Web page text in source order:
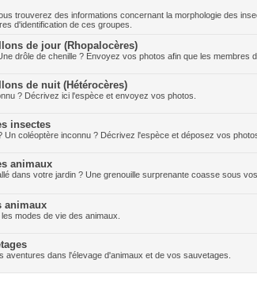
trouverez des informations concernant la morphologie des
d'identification de ces groupes.
de jour (Rhopalocères)
drôle de chenille ? Envoyez vos photos afin que les membres
de nuit (Hétérocères)
? Décrivez ici l'espèce et envoyez vos photos.
insectes
Un coléoptère inconnu ? Décrivez l'espèce et déposez vos
animaux
dans votre jardin ? Une grenouille surprenante coasse sous
animaux
modes de vie des animaux.
aventures dans l'élevage d'animaux et de vos sauvetages.